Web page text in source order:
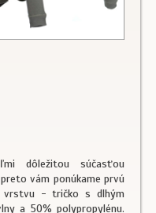
dôležitou súčasťou
vám ponúkame prvú
vrstvu - tričko s dlhým
a 50% polypropylénu.